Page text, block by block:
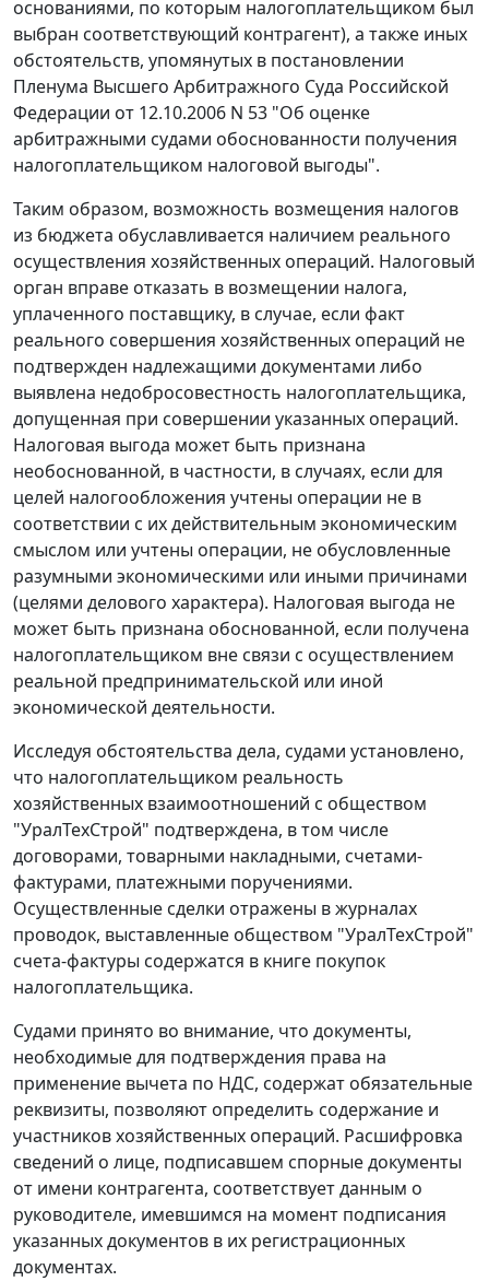
основаниями, по которым налогоплательщиком был
выбран соответствующий контрагент), а также иных
обстоятельств, упомянутых в постановлении
Пленума Высшего Арбитражного Суда Российской
Федерации от 12.10.2006 N 53 "Об оценке
арбитражными судами обоснованности получения
налогоплательщиком налоговой выгоды".
Таким образом, возможность возмещения налогов
из бюджета обуславливается наличием реального
осуществления хозяйственных операций. Налоговый
орган вправе отказать в возмещении налога,
уплаченного поставщику, в случае, если факт
реального совершения хозяйственных операций не
подтвержден надлежащими документами либо
выявлена недобросовестность налогоплательщика,
допущенная при совершении указанных операций.
Налоговая выгода может быть признана
необоснованной, в частности, в случаях, если для
целей налогообложения учтены операции не в
соответствии с их действительным экономическим
смыслом или учтены операции, не обусловленные
разумными экономическими или иными причинами
(целями делового характера). Налоговая выгода не
может быть признана обоснованной, если получена
налогоплательщиком вне связи с осуществлением
реальной предпринимательской или иной
экономической деятельности.
Исследуя обстоятельства дела, судами установлено,
что налогоплательщиком реальность
хозяйственных взаимоотношений с обществом
"УралТехСтрой" подтверждена, в том числе
договорами, товарными накладными, счетами-
фактурами, платежными поручениями.
Осуществленные сделки отражены в журналах
проводок, выставленные обществом "УралТехСтрой"
счета-фактуры содержатся в книге покупок
налогоплательщика.
Судами принято во внимание, что документы,
необходимые для подтверждения права на
применение вычета по НДС, содержат обязательные
реквизиты, позволяют определить содержание и
участников хозяйственных операций. Расшифровка
сведений о лице, подписавшем спорные документы
от имени контрагента, соответствует данным о
руководителе, имевшимся на момент подписания
указанных документов в их регистрационных
документах.